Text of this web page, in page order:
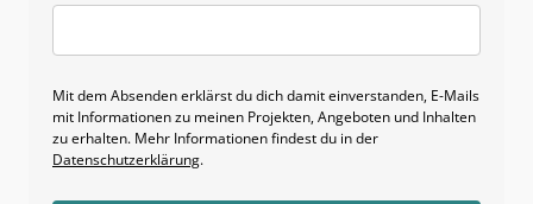
Mit dem Absenden erklärst du dich damit einverstanden, E-Mails
mit Informationen zu meinen Projekten, Angeboten und Inhalten
zu erhalten. Mehr Informationen findest du in der
Datenschutzerklärung.